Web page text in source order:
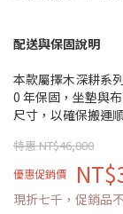
配送與保固說明
本款屬擇木深耕系
0 年保固，坐墊與
尺寸，以確保搬運
特惠 NT$46,800
優惠促銷價
現折七千，促銷品